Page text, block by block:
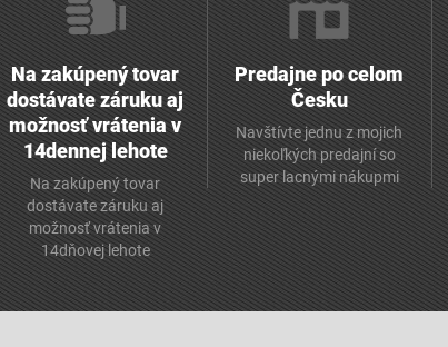
Na zakúpený tovar
dostávate záruku aj
možnosť vrátenia v
14dennej lehote
Na zakúpený tovar
dostávate záruku aj
možnosť vrátenia v
14dňovej lehote
Predajne po celom
Česku
Navštívte jednu z mojich
niekoľkých predajní so
super lacnými nákupmi